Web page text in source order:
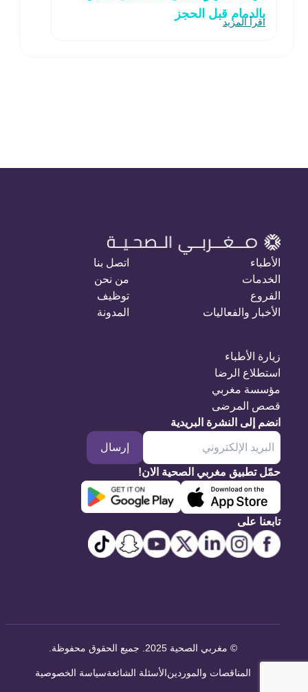
بالدمام قبل الحجز
اقرأ المزيد
الأطباء
الخدمات
الفروع
الأخبار والفعاليات
اتصل بنا
من نحن
توظيف
المدونة
زيارة الأطباء
استطلاع الرضا
مؤسسة مغربي
قصص المرضى
انضم إلى النشرة البريدية
إرسال
حمّل تطبيق مغربي الصحية الان!
تابعنا على
© مغربي الصحية 2025. جميع الحقوق محفوظة
المناقصات والموردينالأسئلة الشائعةسياسة الخصوصية